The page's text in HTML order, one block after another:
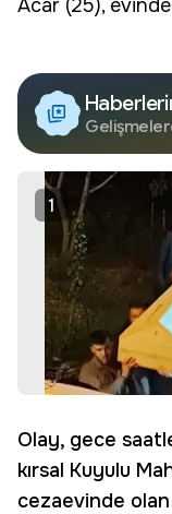
Acar (25),
Edin
1
Olay, gece
kırsal Kuyulu
cezaevinde